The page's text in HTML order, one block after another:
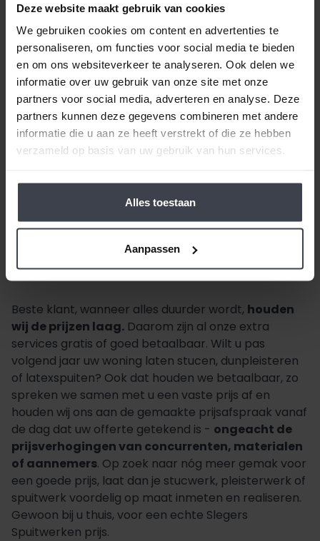
Deze website maakt gebruik van cookies
We gebruiken cookies om content en advertenties te
personaliseren, om functies voor social media te bieden
en om ons websiteverkeer te analyseren. Ook delen we
informatie over uw gebruik van onze site met onze
partners voor social media, adverteren en analyse. Deze
partners kunnen deze gegevens combineren met andere
informatie die u aan ze heeft verstrekt of die ze hebben
verzameld op basis van uw gebruik van hun services.
Alles toestaan
Aanpassen
Blog
Beste klant, wanneer alles duurder wordt, houden
wij de prijzen laag. Daarom zijn al onze extra
services gratis of goed betaalbaar. Wilt u pas
volgend jaar uw woning laten stucen, dunpleisteren
of latexspuiten? Ook dat houden we betaalbaar, zo
spreken we samen met u een vaste prijs af en
houden wij ons aan de gemaakte prijsafspraak vanaf
de dag dat uw offerte getekend is - ongeacht de
prijsverhogingen van concurrenten, materialen
of aannemers. Op zoek naar nóg meer gemak voor
een goede prijs, laat dan je stucwerk, pleisterwerk of
spuitwerk voordelig op maat inmeten en realiseren.
Gewoon bij u thuis, voor een echte Slegers
Spuitwerken prijs.